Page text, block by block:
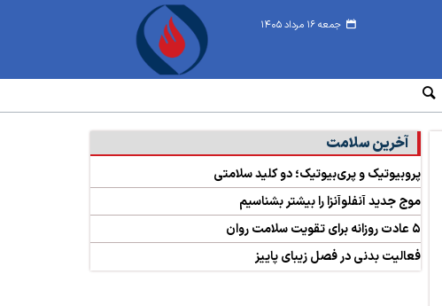
جمعه ۱۶ مرداد ۱۴۰۵
آخرین سلامت
پروبیوتیک و پری‌بیوتیک؛ دو کلید سلامتی
موج جدید آنفلوآنزا را بیشتر بشناسیم
۵ عادت روزانه برای تقویت سلامت روان
فعالیت بدنی در فصل زیبای پاییز